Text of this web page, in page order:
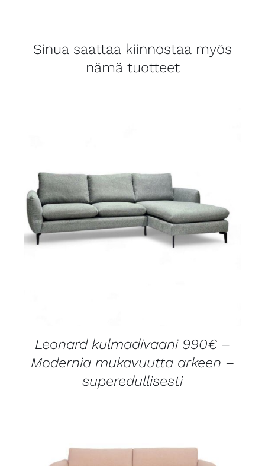
Sinua saattaa kiinnostaa myös
nämä tuotteet
LISÄTIEDOT
Leonard kulmadivaani 990€ –
Modernia mukavuutta arkeen –
superedullisesti